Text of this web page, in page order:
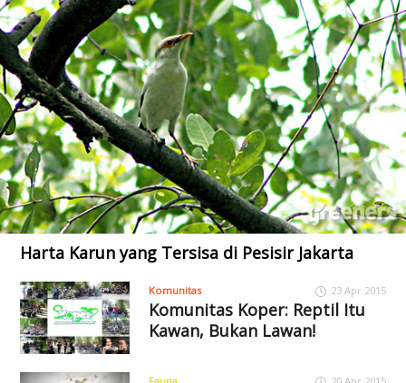
Harta Karun yang Tersisa di Pesisir Jakarta
Komunitas 23 Apr 2015
Komunitas Koper: Reptil Itu
Kawan, Bukan Lawan!